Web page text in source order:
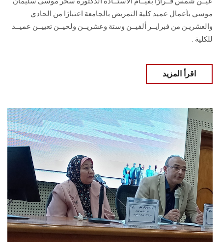
موسي بأعمال عميد كلية التمريض بالجامعة اعتبارًا من الحادي
والعشريـن من فبرايــر ألفيــن وستة وعشريــن ولحيــن تعييــن عميــد
للكلية .
اقرأ المزيد